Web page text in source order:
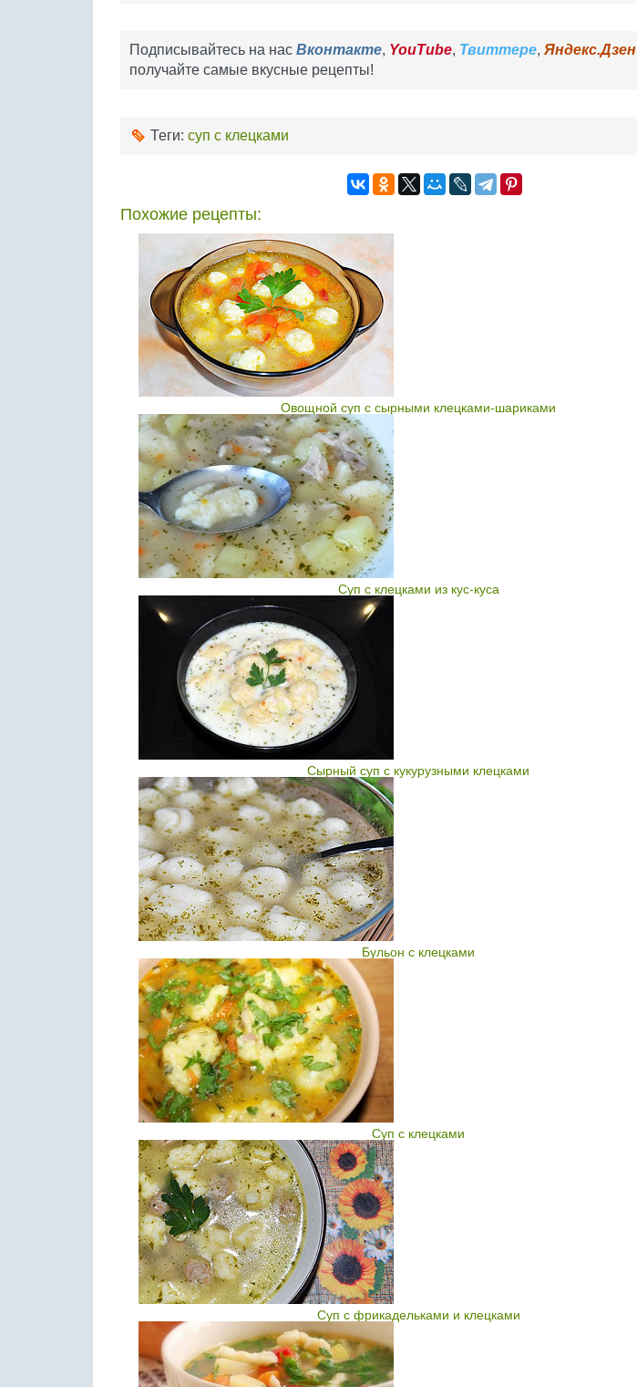
Подписывайтесь на нас Вконтакте, YouTube, Твиттере, Яндекс.Дзен
получайте самые вкусные рецепты!
Теги: суп с клецками
Похожие рецепты:
Овощной суп с сырными клецками-шариками
Суп с клецками из кус-куса
Сырный суп с кукурузными клецками
Бульон с клецками
Суп с клецками
Суп с фрикадельками и клецками